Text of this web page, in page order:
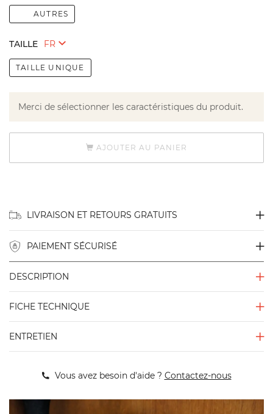
AUTRES
TAILLE
TAILLE UNIQUE
Merci de sélectionner les caractéristiques du produit.
AJOUTER AU PANIER
LIVRAISON ET RETOURS GRATUITS
PAIEMENT SÉCURISÉ
DESCRIPTION
FICHE TECHNIQUE
ENTRETIEN
Vous avez besoin d'aide ? Contactez-nous